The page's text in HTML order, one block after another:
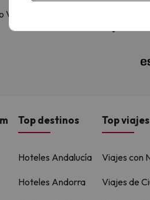
Para Ti S.L.U. son
Top destinos
Hoteles Andalucía
Hoteles Andorra
Top
Viajes con
Viajes de